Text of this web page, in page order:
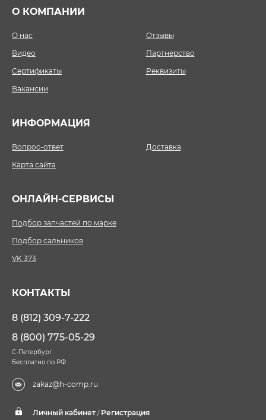
О КОМПАНИИ
О нас
Отзывы
Видео
Партнерство
Сертификаты
Реквизиты
Вакансии
ИНФОРМАЦИЯ
Вопрос-ответ
Доставка
Карта сайта
ОНЛАЙН-СЕРВИСЫ
Подбор запчастей по марке
Подбор сальников
VK 373
КОНТАКТЫ
8 (812) 309-7-222
8 (800) 775-05-29
С-Петербург
Бесплатно по РФ
zakaz@h-comp.ru
Личный кабинет / Регистрация